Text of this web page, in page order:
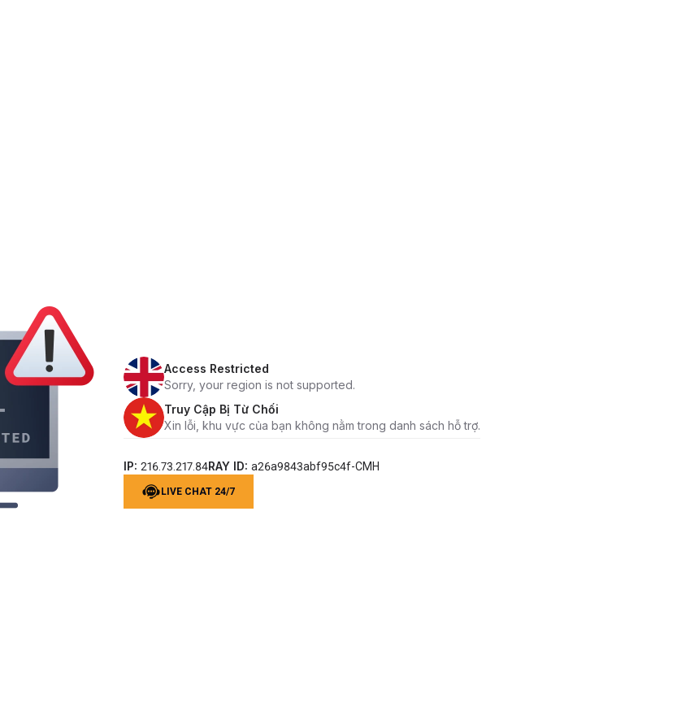
Access Restricted
Sorry, your region is not supported.
Truy Cập Bị Từ Chối
Xin lỗi, khu vực của bạn không nằm trong danh sách hỗ trợ.
IP: 216.73.217.84RAY ID: a26a9843abf95c4f-CMH
LIVE CHAT 24/7